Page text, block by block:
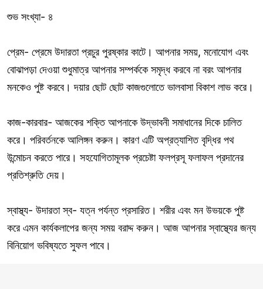
শুভ সংখ্যা- ৪
প্রেম- প্রেমে উদারতা প্রচুর পুরষ্কার কাটে। আপনার সময়, মনোযোগ এবং
বোঝাপড়া দেওয়া শুধুমাত্র আপনার সম্পর্ককে সমৃদ্ধ করবে না বরং আপনার
মনকেও পুষ্ট করবে। দয়ার ছোট ছোট কাজগুলোতে ভালবাসা বিকাশ লাভ করে।
কাজ-কারবার- আজকের শক্তি আপনাকে উদ্ভাবনী সমাধানের দিকে চালিত
করে। পরিবর্তনকে আলিঙ্গন করুন। কারণ এটি অপ্রত্যাশিত বৃদ্ধির পথ
উন্মোচন করতে পারে। সহযোগিতামূলক প্রচেষ্টা ফলপ্রসূ ফলাফল প্রদানের
প্রতিশ্রুতি দেয়।
স্বাস্থ্য- উদারতা স্ব- যত্ন পর্যন্ত প্রসারিত। শরীর এবং মন উভয়কে পুষ্ট
করে এমন কার্যকলাপের জন্য সময় বরাদ্দ করুন। আজ আপনার স্বাস্থ্যের জন্য
বিনিয়োগ ভবিষ্যতে সুফল পাবে।